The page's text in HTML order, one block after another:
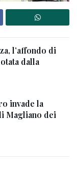
l’affondo di
dalla
invade la
Magliano dei